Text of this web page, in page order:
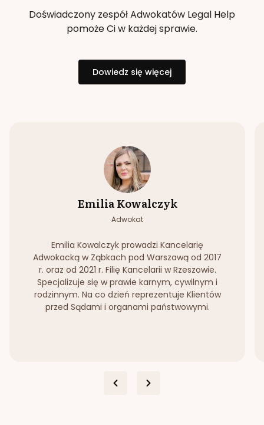
Doświadczony zespół Adwokatów Legal Help
pomoże Ci w każdej sprawie.
Dowiedz się więcej
Emilia Kowalczyk
Adwokat
Emilia Kowalczyk prowadzi Kancelarię
Adwokacką w Ząbkach pod Warszawą od 2017
r. oraz od 2021 r. Filię Kancelarii w Rzeszowie.
Specjalizuje się w prawie karnym, cywilnym i
rodzinnym. Na co dzień reprezentuje Klientów
przed Sądami i organami państwowymi.